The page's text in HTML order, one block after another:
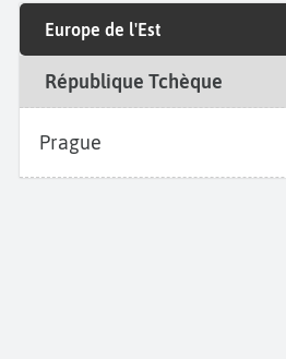
Europe de l'Est
République Tchèque
Prague